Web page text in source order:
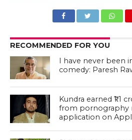
RECOMMENDED FOR YOU
I have never been
comedy: Paresh
Kundra earned ₹1.1
from pornography
application on